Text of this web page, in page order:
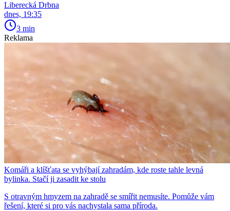
Liberecká Drbna
dnes, 19:35
3 min
Reklama
Komáři a klíšťata se vyhýbají zahradám, kde roste tahle levná
bylinka. Stačí ji zasadit ke stolu
S otravným hmyzem na zahradě se smířit nemusíte. Pomůže vám
řešení, které si pro vás nachystala sama příroda.